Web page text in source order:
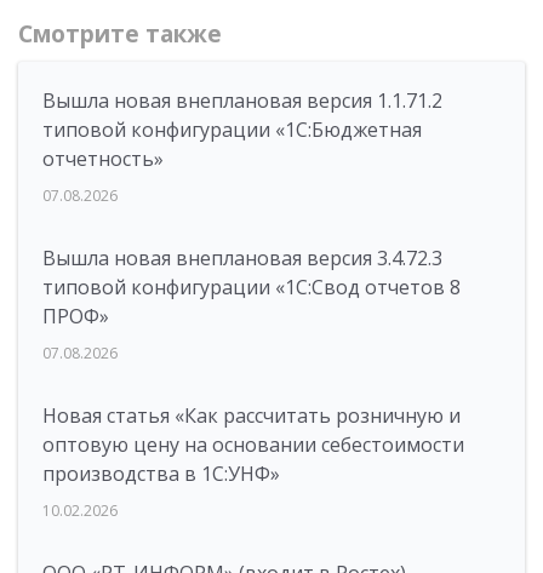
Смотрите также
Вышла новая внеплановая версия 1.1.71.2
типовой конфигурации «1C:Бюджетная
отчетность»
07.08.2026
Вышла новая внеплановая версия 3.4.72.3
типовой конфигурации «1C:Свод отчетов 8
ПРОФ»
07.08.2026
Новая статья «Как рассчитать розничную и
оптовую цену на основании себестоимости
производства в 1С:УНФ»
10.02.2026